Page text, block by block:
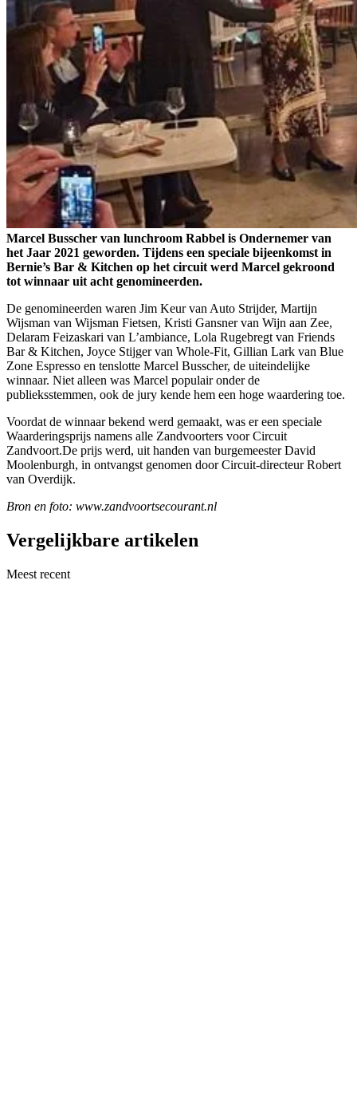
Marcel Busscher van lunchroom Rabbel is Ondernemer van
het Jaar 2021 geworden. Tijdens een speciale bijeenkomst in
Bernie’s Bar & Kitchen op het circuit werd Marcel gekroond
tot winnaar uit acht genomineerden.
De genomineerden waren Jim Keur van Auto Strijder, Martijn
Wijsman van Wijsman Fietsen, Kristi Gansner van Wijn aan Zee,
Delaram Feizaskari van L’ambiance, Lola Rugebregt van Friends
Bar & Kitchen, Joyce Stijger van Whole-Fit, Gillian Lark van Blue
Zone Espresso en tenslotte Marcel Busscher, de uiteindelijke
winnaar. Niet alleen was Marcel populair onder de
publieksstemmen, ook de jury kende hem een hoge waardering toe.
Voordat de winnaar bekend werd gemaakt, was er een speciale
Waarderingsprijs namens alle Zandvoorters voor Circuit
Zandvoort.De prijs werd, uit handen van burgemeester David
Moolenburgh, in ontvangst genomen door Circuit-directeur Robert
van Overdijk.
Bron en foto: www.zandvoortsecourant.nl
Vergelijkbare artikelen
Meest recent